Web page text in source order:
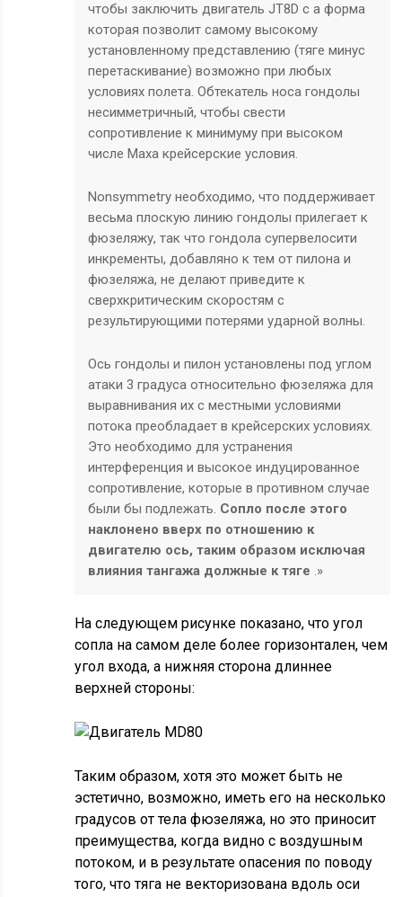
чтобы заключить двигатель JT8D с a форма
которая позволит самому высокому
установленному представлению (тяге минус
перетаскивание) возможно при любых
условиях полета. Обтекатель носа гондолы
несимметричный, чтобы свести
сопротивление к минимуму при высоком
числе Маха крейсерские условия.
Nonsymmetry необходимо, что поддерживает
весьма плоскую линию гондолы прилегает к
фюзеляжу, так что гондола супервелосити
инкременты, добавляно к тем от пилона и
фюзеляжа, не делают приведите к
сверхкритическим скоростям с
результирующими потерями ударной волны.
Ось гондолы и пилон установлены под углом
атаки 3 градуса относительно фюзеляжа для
выравнивания их с местными условиями
потока преобладает в крейсерских условиях.
Это необходимо для устранения
интерференция и высокое индуцированное
сопротивление, которые в противном случае
были бы подлежать. Сопло после этого
наклонено вверх по отношению к
двигателю ось, таким образом исключая
влияния тангажа должные к тяге .»
На следующем рисунке показано, что угол
сопла на самом деле более горизонтален, чем
угол входа, а нижняя сторона длиннее
верхней стороны:
Таким образом, хотя это может быть не
эстетично, возможно, иметь его на несколько
градусов от тела фюзеляжа, но это приносит
преимущества, когда видно с воздушным
потоком, и в результате опасения по поводу
того, что тяга не векторизована вдоль оси